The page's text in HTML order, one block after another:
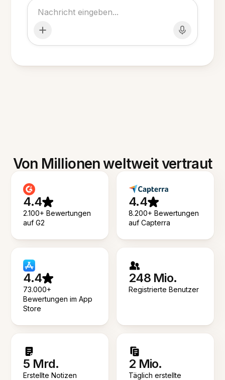
Von Millionen weltweit vertraut
4.4
2.100+ Bewertungen
auf G2
4.4
8.200+ Bewertungen
auf Capterra
4.4
73.000+
Bewertungen im App
Store
248 Mio.
Registrierte Benutzer
5 Mrd.
Erstellte Notizen
2 Mio.
Täglich erstellte